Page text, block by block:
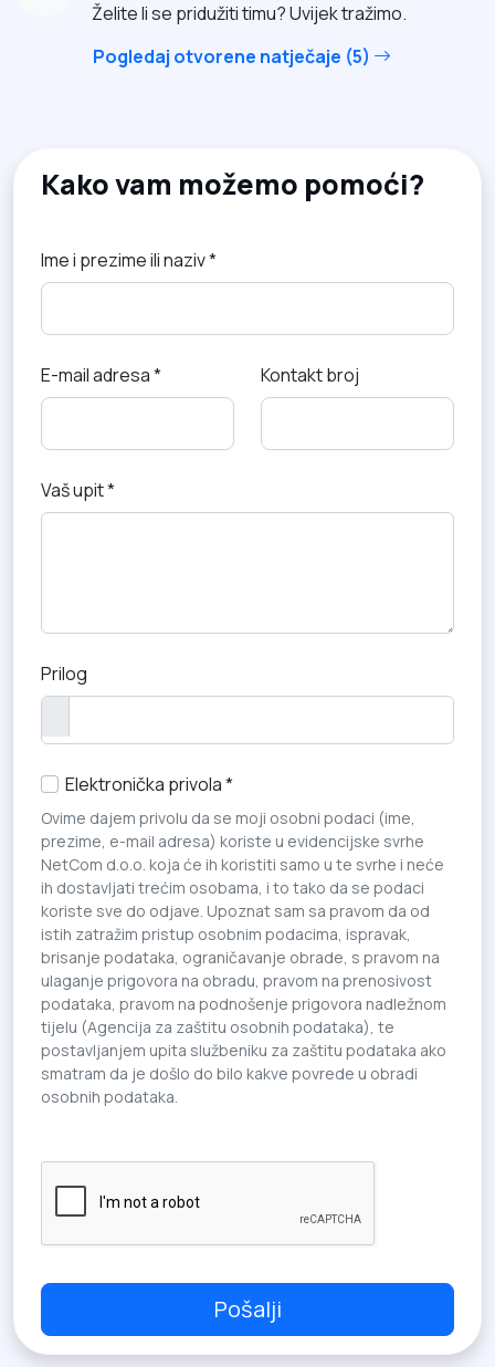
Želite li se pridužiti timu? Uvijek tražimo.
Pogledaj otvorene natječaje (5)
Kako vam možemo pomoći?
Ime i prezime ili naziv *
E-mail adresa * Kontakt broj
Vaš upit *
Prilog
Elektronička privola *
Ovime dajem privolu da se moji osobni podaci (ime,
prezime, e-mail adresa) koriste u evidencijske svrhe
NetCom d.o.o. koja će ih koristiti samo u te svrhe i neće
ih dostavljati trećim osobama, i to tako da se podaci
koriste sve do odjave. Upoznat sam sa pravom da od
istih zatražim pristup osobnim podacima, ispravak,
brisanje podataka, ograničavanje obrade, s pravom na
ulaganje prigovora na obradu, pravom na prenosivost
podataka, pravom na podnošenje prigovora nadležnom
tijelu (Agencija za zaštitu osobnih podataka), te
postavljanjem upita službeniku za zaštitu podataka ako
smatram da je došlo do bilo kakve povrede u obradi
osobnih podataka.
Pošalji